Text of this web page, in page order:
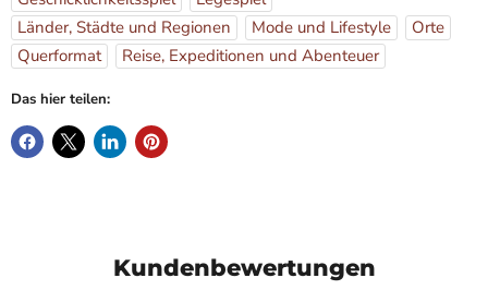
Länder, Städte und Regionen
Mode und Lifestyle
Orte
Querformat
Reise, Expeditionen und Abenteuer
Das hier teilen:
Kundenbewertungen